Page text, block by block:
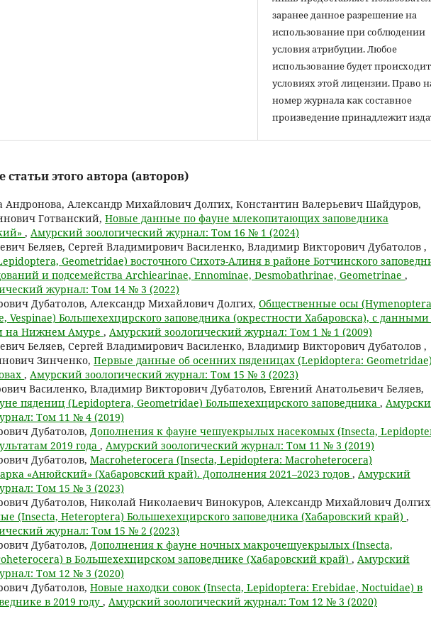
заранее данное разрешение на
использование при соблюдении
условия атрибуции. Любое
использование будет
условиях этой лицензии. Право
номер журнала как составное
произведение принадлежит
этого автора (авторов)
Андронова, Александр Михайлович Долгих, Константин Валерьевич Шайдуров,
Готванский, Новые данные по фауне млекопитающих заповедника
, Амурский зоологический журнал: Том 16 № 1 (2024)
Беляев, Сергей Владимирович Василенко, Владимир Викторович Дубатолов ,
Geometridae) восточного Сихотэ-Алиня в районе Ботчинского
и подсемейства Archiearinae, Ennominae, Desmobathrinae, Geometrinae ,
журнал: Том 14 № 3 (2022)
Дубатолов, Александр Михайлович Долгих, Общественные осы
Vespinae) Большехехцирского заповедника (окрестности Хабаровска), с данными
на Нижнем Амуре , Амурский зоологический журнал: Том 1 № 1 (2009)
Беляев, Сергей Владимирович Василенко, Владимир Викторович Дубатолов ,
Зинченко, Первые данные об осенних пяденицах (Lepidoptera:
, Амурский зоологический журнал: Том 15 № 3 (2023)
Василенко, Владимир Викторович Дубатолов, Евгений Анатольевич Беляев,
пядениц (Lepidoptera, Geometridae) Большехехцирского заповедника ,
Том 11 № 4 (2019)
Дубатолов, Дополнения к фауне чешуекрылых насекомых (Insecta,
2019 года , Амурский зоологический журнал: Том 11 № 3 (2019)
Дубатолов, Macroheterocera (Insecta, Lepidoptera: Macroheterocera)
«Анюйский» (Хабаровский край). Дополнения 2021–2023 годов , Амурский
Том 15 № 3 (2023)
Дубатолов, Николай Николаевич Винокуров, Александр Михайлович
(Insecta, Heteroptera) Большехехцирского заповедника (Хабаровский край) ,
журнал: Том 15 № 2 (2023)
Дубатолов, Дополнения к фауне ночных макрочешуекрылых (Insecta,
в Большехехцирском заповеднике (Хабаровский край) , Амурский
Том 12 № 3 (2020)
Дубатолов, Новые находки совок (Insecta, Lepidoptera: Erebidae, Noctuidae) в
в 2019 году , Амурский зоологический журнал: Том 12 № 3 (2020)